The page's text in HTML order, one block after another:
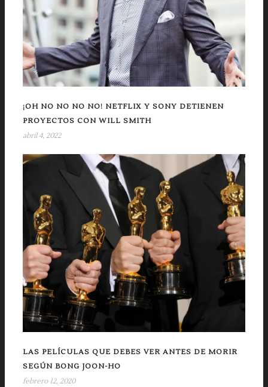
¡OH NO NO NO NO! NETFLIX Y SONY DETIENEN
PROYECTOS CON WILL SMITH
abril 4, 2022
LAS PELÍCULAS QUE DEBES VER ANTES DE MORIR
SEGÚN BONG JOON-HO
febrero 12, 2020